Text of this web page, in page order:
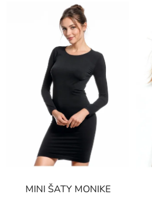
MINI ŠATY MONIKE